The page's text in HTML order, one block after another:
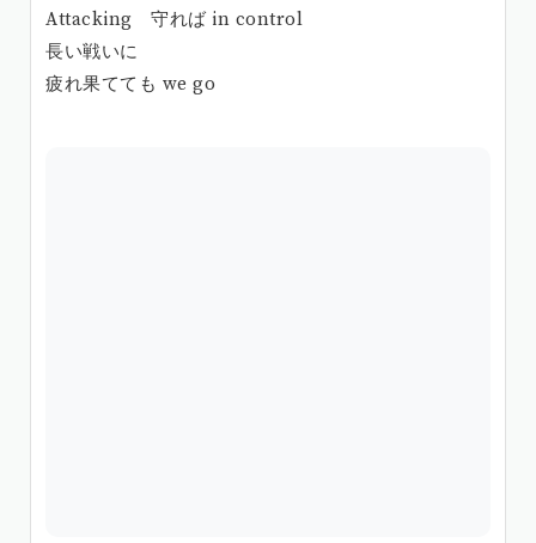
Attacking 守れば in control
長い戦いに
疲れ果てても we go